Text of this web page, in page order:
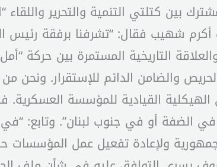
بين كتلتي التنمية والتحرير
شهيب فقال: “تشرفنا برفقة رئيس
التاريخية المستمرة بين حركة
والضامن الدائم للإستقرار. ونحن
القيادية للمؤسسة العسكرية.
الضفة أو في جنوب لبنان”. وتابع:
ولإعادة تفعيل عمل